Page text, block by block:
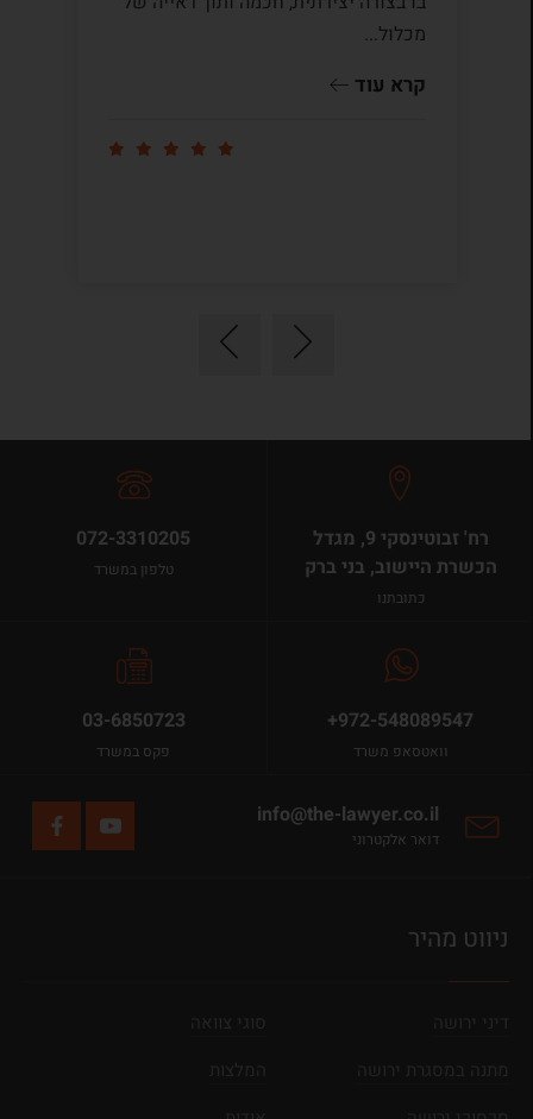
מכלול...
קרא עוד
רח' זבוטינסקי 9, מגדל
הכשרת היישוב, בני ברק
כתובתנו
072-3310205
טלפון במשרד
+972-548089547
וואטסאפ משרד
03-6850723
פקס במשרד
info@the-lawyer.co.il
דואר אלקטרוני
ניווט מהיר